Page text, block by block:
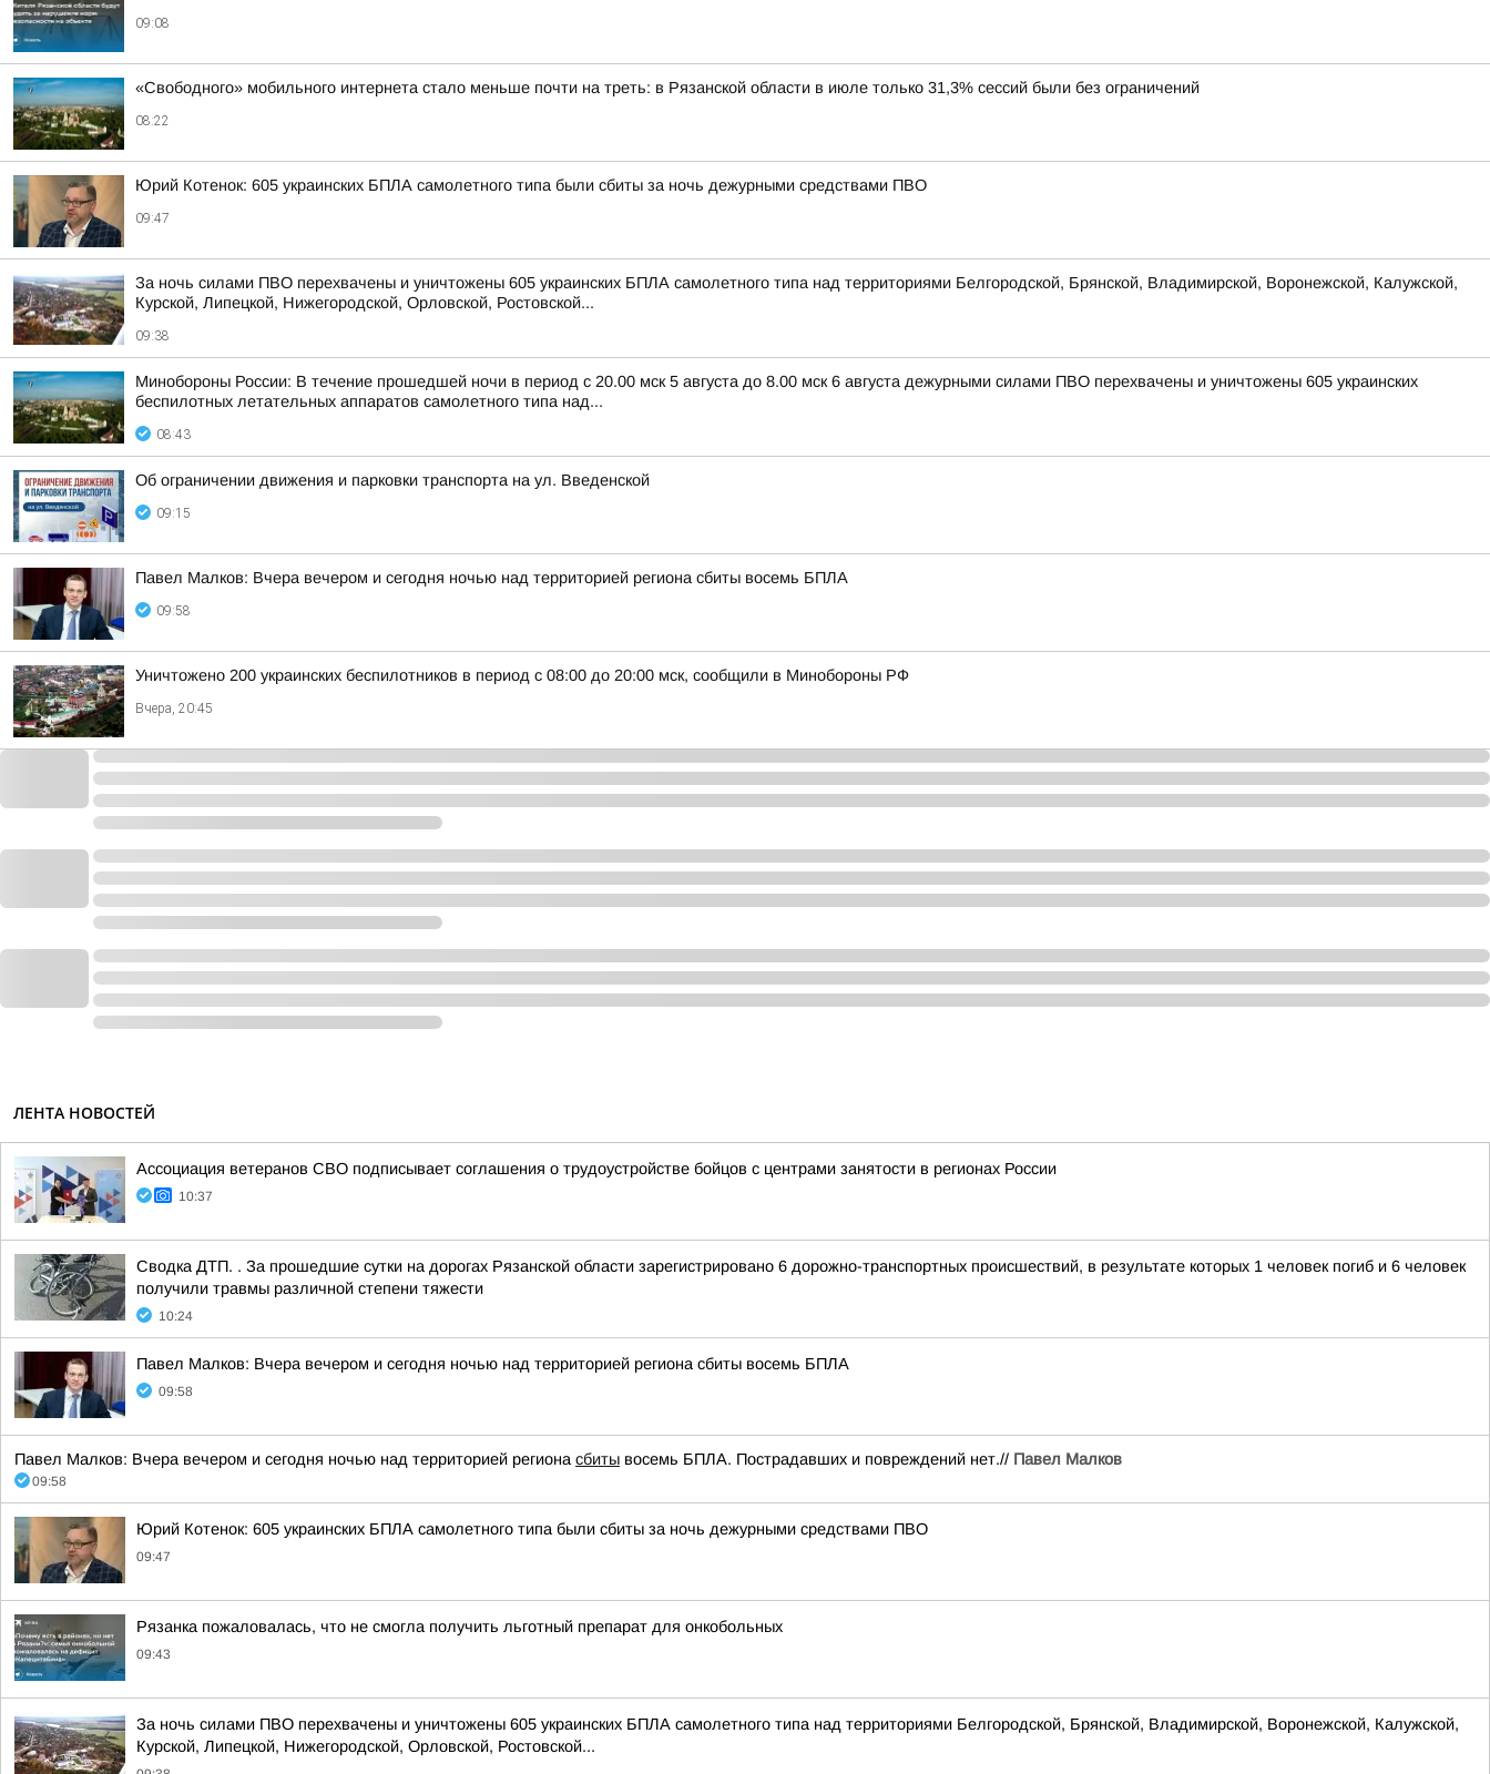
09:08
«Свободного» мобильного интернета стало меньше почти на треть: в Рязанской области в июле только 31,3% сессий были без ограничений
08:22
Юрий Котенок: 605 украинских БПЛА самолетного типа были сбиты за ночь дежурными средствами ПВО
09:47
За ночь силами ПВО перехвачены и уничтожены 605 украинских БПЛА самолетного типа над территориями Белгородской, Брянской, Владимирской, Воронежской, Калужской,
Курской, Липецкой, Нижегородской, Орловской, Ростовской...
09:38
Минобороны России: В течение прошедшей ночи в период с 20.00 мск 5 августа до 8.00 мск 6 августа дежурными силами ПВО перехвачены и уничтожены 605 украинских
беспилотных летательных аппаратов самолетного типа над...
08:43
Об ограничении движения и парковки транспорта на ул. Введенской
09:15
Павел Малков: Вчера вечером и сегодня ночью над территорией региона сбиты восемь БПЛА
09:58
Уничтожено 200 украинских беспилотников в период с 08:00 до 20:00 мск, сообщили в Минобороны РФ
Вчера, 20:45
ЛЕНТА НОВОСТЕЙ
Ассоциация ветеранов СВО подписывает соглашения о трудоустройстве бойцов с центрами занятости в регионах России
10:37
Сводка ДТП. . За прошедшие сутки на дорогах Рязанской области зарегистрировано 6 дорожно-транспортных происшествий, в результате которых 1 человек погиб и 6 человек
получили травмы различной степени тяжести
10:24
Павел Малков: Вчера вечером и сегодня ночью над территорией региона сбиты восемь БПЛА
09:58
Павел Малков: Вчера вечером и сегодня ночью над территорией региона сбиты восемь БПЛА. Пострадавших и повреждений нет.// Павел Малков
09:58
Юрий Котенок: 605 украинских БПЛА самолетного типа были сбиты за ночь дежурными средствами ПВО
09:47
Рязанка пожаловалась, что не смогла получить льготный препарат для онкобольных
09:43
За ночь силами ПВО перехвачены и уничтожены 605 украинских БПЛА самолетного типа над территориями Белгородской, Брянской, Владимирской, Воронежской, Калужской,
Курской, Липецкой, Нижегородской, Орловской, Ростовской...